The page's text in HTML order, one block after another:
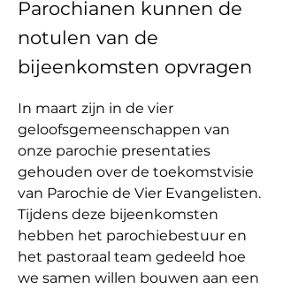
Parochianen kunnen de
notulen van de
bijeenkomsten opvragen
In maart zijn in de vier
geloofsgemeenschappen van
onze parochie presentaties
gehouden over de toekomstvisie
van Parochie de Vier Evangelisten.
Tijdens deze bijeenkomsten
hebben het parochiebestuur en
het pastoraal team gedeeld hoe
we samen willen bouwen aan een